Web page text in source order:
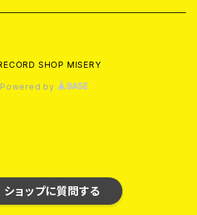
ショップに質問する
SHOP MISERY
Powered by